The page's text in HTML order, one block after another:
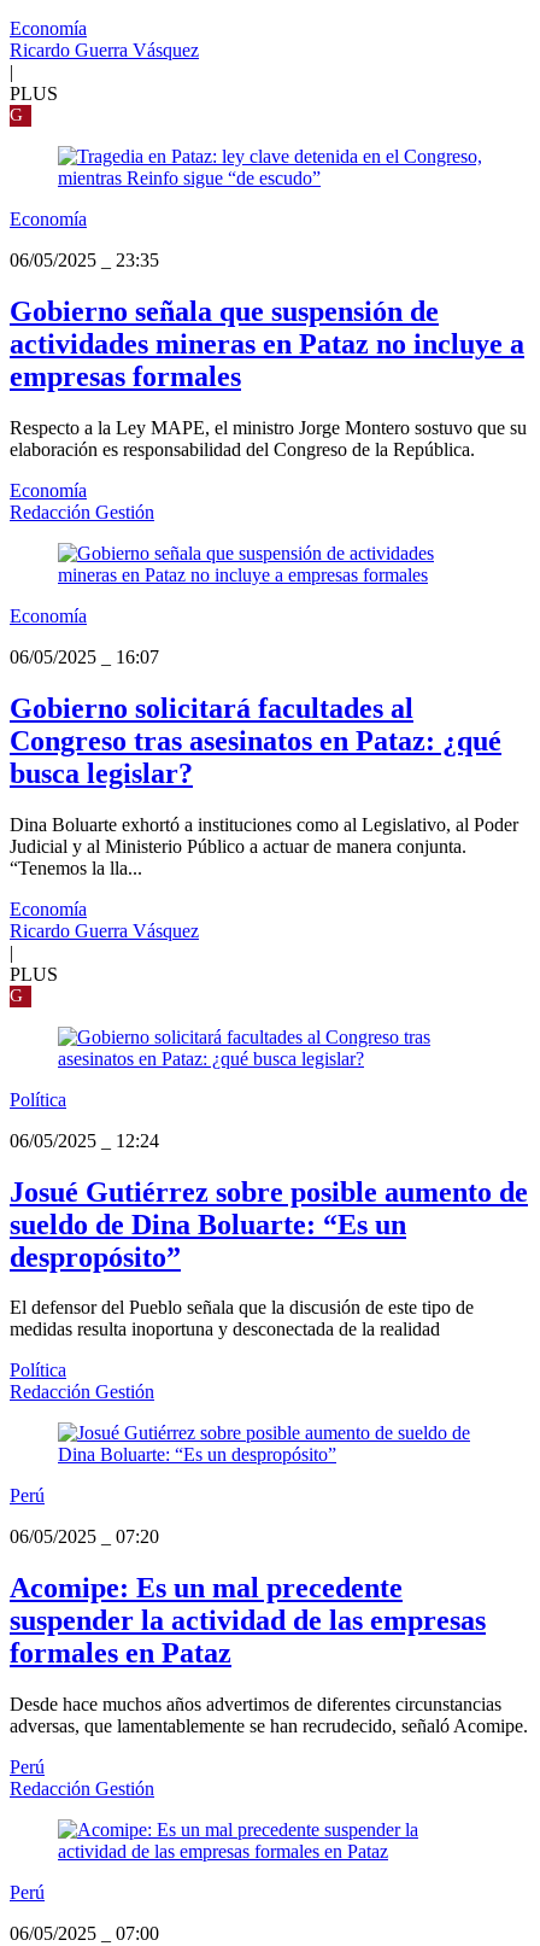
Economía
Ricardo Guerra Vásquez
|
PLUS
G
Economía
06/05/2025
23:35
Gobierno señala que suspensión de
actividades mineras en Pataz no incluye a
empresas formales
Respecto a la Ley MAPE, el ministro Jorge Montero sostuvo que su
elaboración es responsabilidad del Congreso de la República.
Economía
Redacción Gestión
Economía
06/05/2025
16:07
Gobierno solicitará facultades al
Congreso tras asesinatos en Pataz: ¿qué
busca legislar?
Dina Boluarte exhortó a instituciones como al Legislativo, al Poder
Judicial y al Ministerio Público a actuar de manera conjunta.
“Tenemos la lla...
Economía
Ricardo Guerra Vásquez
|
PLUS
G
Política
06/05/2025
12:24
Josué Gutiérrez sobre posible aumento de
sueldo de Dina Boluarte: “Es un
despropósito”
El defensor del Pueblo señala que la discusión de este tipo de
medidas resulta inoportuna y desconectada de la realidad
Política
Redacción Gestión
Perú
06/05/2025
07:20
Acomipe: Es un mal precedente
suspender la actividad de las empresas
formales en Pataz
Desde hace muchos años advertimos de diferentes circunstancias
adversas, que lamentablemente se han recrudecido, señaló Acomipe.
Perú
Redacción Gestión
Perú
06/05/2025
07:00